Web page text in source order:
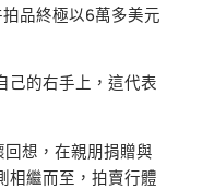
品終極以6萬多美元
己的右手上，這代表
回想，在親朋捐贈與
相繼而至，拍賣行體